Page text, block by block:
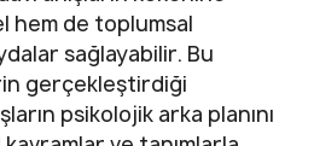
hem de toplumsal
sağlayabilir. Bu
gerçekleştirdiği
psikolojik arka planını